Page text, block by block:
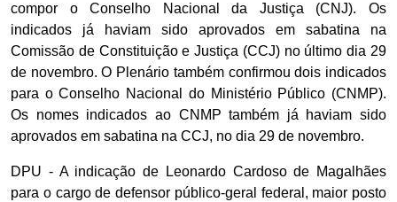
compor o Conselho Nacional da Justiça (CNJ). Os
indicados já haviam sido aprovados em sabatina na
Comissão de Constituição e Justiça (CCJ) no último dia 29
de novembro. O Plenário também confirmou dois indicados
para o Conselho Nacional do Ministério Público (CNMP).
Os nomes indicados ao CNMP também já haviam sido
aprovados em sabatina na CCJ, no dia 29 de novembro.
DPU - A indicação de Leonardo Cardoso de Magalhães
para o cargo de defensor público-geral federal, maior posto